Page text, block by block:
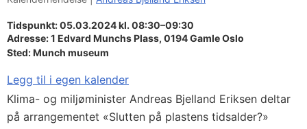
Tidspunkt: 05.03.2024 kl. 08:30–09:30
Adresse:1 Edvard Munchs Plass, 0194Gamle Oslo
Sted:Munch museum
Legg til i egen kalender
Klima- og miljøminister Andreas Bjelland Eriksen deltar
på arrangementet «Slutten på plastens tidsalder?»